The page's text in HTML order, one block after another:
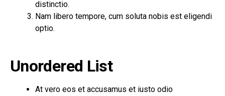
distinctio.
Nam libero tempore, cum soluta nobis est eligendi
optio.
Unordered List
At vero eos et accusamus et iusto odio